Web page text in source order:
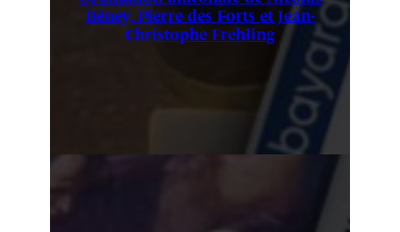
Béney, Pierre des Forts et Jean-
Christophe Frehling